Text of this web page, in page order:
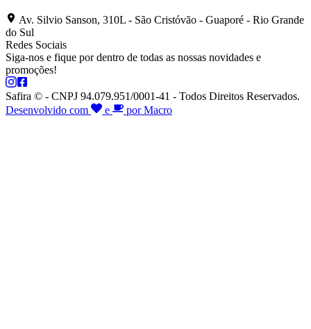
Av. Silvio Sanson, 310L - São Cristóvão - Guaporé - Rio Grande
do Sul
Redes Sociais
Siga-nos e fique por dentro de todas as nossas novidades e
promoções!
Safira © - CNPJ 94.079.951/0001-41 - Todos Direitos Reservados.
Desenvolvido com
e por Macro